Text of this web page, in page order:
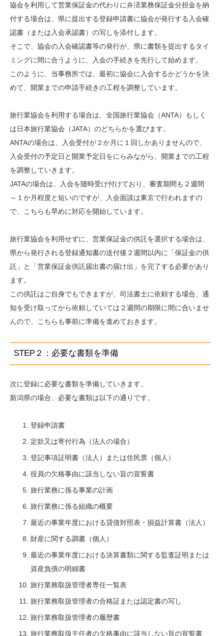
協会を利用して営業保証金の代わりに弁済業務保証金分担金を納
付する場合は、県に提出する登録申請書に協会が発行する入会確
認書（または入会承認書）の写しを添付します。
そこで、協会の入会確認書等の発行が、県に書類を提出するタイ
ミングに間に合うように、入会の手続きを先行して始めます。
このように、当事務所では、最初に協会に入会するかどうかを決
めて、開業までの申請手続きの工程を調整しています。
旅行業協会を利用する場合は、全国旅行業協会（ANTA）もしく
は日本旅行業協会（JATA）のどちらかを選びます。
ANTAの場合は、入会受付が２か月に１回しかありませんので、
入会受付の予定日と開業予定日をにらみながら、開業までの工程
を調整していきます。
JATAの場合は、入会を随時受け付けており、審査期間も２週間
～１か月程度と短いのですが、入会面談は東京で行われますの
で、こちらも早めに対応を開始しています。
旅行業協会を利用せずに、営業保証金の供託を選択する場合は、
県から発行される登録通知書の送付後２週間以内に「保証金の供
託」と「営業保証金供託届出書の届け出」を完了する必要があり
ます。
この供託はご自身でもできますが、司法書士に依頼する場合、通
知を受け取ってから依頼していては２週間の期限に間に合いませ
んので、こちらも事前に準備を進めておきます。
STEP２：必要な書類を準備
次に登録に必要な書類を準備していきます。
新潟県の場合、必要な書類は以下の通りです。
登録申請書
定款又は寄付行為（法人の場合）
登記事項証明書（法人）または住民票（個人）
役員の欠格事由に該当しない旨の宣誓書
旅行業務に係る事業の計画
旅行業務に係る組織の概要
最近の事業年度における貸借対照表・損益計算書（法人）
財産に関する調書（個人）
最近の事業年度における決算書類に関する監査証明または
資産負債の明細書
旅行業務取扱管理者専任一覧表
旅行業務取扱管理者の合格証または認定書の写し
旅行業務取扱管理者の履歴書
旅行業務取扱主任者の欠格事由に該当しない旨の宣誓書